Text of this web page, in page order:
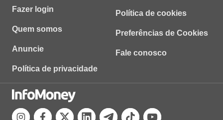
Fazer login
Quem somos
Anuncie
Política de privacidade
Política de cookies
Preferências de Cookies
Fale conosco